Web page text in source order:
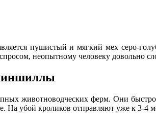
пушистый и мягкий мех серо-
неопытному человеку довольно
животноводческих ферм. Они
На убой кроликов отправляют уже к 3-4